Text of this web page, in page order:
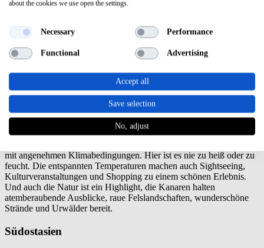
Kanarische Inseln
Zum Jahresende die Kanaren zu besuchen, ist ebenfalls ein echter
mit angenehmen Klimabedingungen. Hier ist es nie zu heiß oder zu
feucht. Die entspannten Temperaturen machen auch Sightseeing,
Kulturveranstaltungen und Shopping zu einem schönen Erlebnis.
Und auch die Natur ist ein Highlight, die Kanaren halten
atemberaubende Ausblicke, raue Felslandschaften, wunderschöne
Strände und Urwälder bereit.
Südostasien
about the cookies we use open the settings.
Necessary Performance
Functional Advertising
Accept all
Save selection
No, adjust